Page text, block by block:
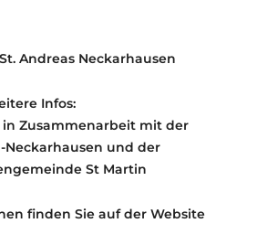
Andreas Neckarhausen
Infos:
in Zusammenarbeit mit der
Neckarhausen und der
St Martin
finden Sie auf der Website